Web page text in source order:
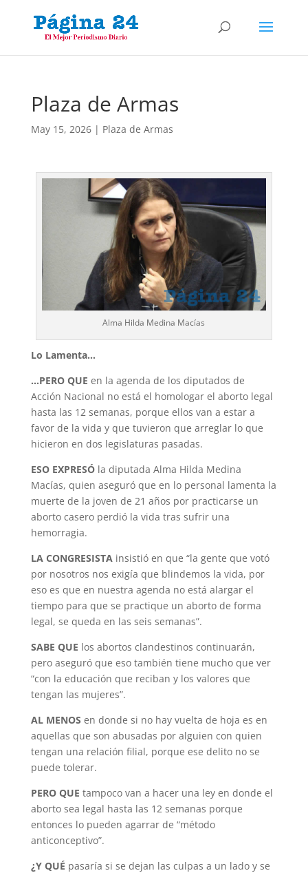
Plaza de Armas
May 15, 2026| Plaza de Armas
Alma Hilda Medina Macías
Lo Lamenta…
…PERO QUE en la agenda de los diputados de
Acción Nacional no está el homologar el aborto legal
hasta las 12 semanas, porque ellos van a estar a
favor de la vida y que tuvieron que arreglar lo que
hicieron en dos legislaturas pasadas.
ESO EXPRESÓ la diputada Alma Hilda Medina
Macías, quien aseguró que en lo personal lamenta la
muerte de la joven de 21 años por practicarse un
aborto casero perdió la vida tras sufrir una
hemorragia.
LA CONGRESISTA insistió en que “la gente que votó
por nosotros nos exigía que blindemos la vida, por
eso es que en nuestra agenda no está alargar el
tiempo para que se practique un aborto de forma
legal, se queda en las seis semanas”.
SABE QUE los abortos clandestinos continuarán,
pero aseguró que eso también tiene mucho que ver
“con la educación que reciban y los valores que
tengan las mujeres”.
AL MENOS en donde si no hay vuelta de hoja es en
aquellas que son abusadas por alguien con quien
tengan una relación filial, porque ese delito no se
puede tolerar.
PERO QUE tampoco van a hacer una ley en donde el
aborto sea legal hasta las 12 semanas porque
entonces lo pueden agarrar de “método
anticonceptivo”.
¿Y QUÉ pasaría si se dejan las culpas a un lado y se